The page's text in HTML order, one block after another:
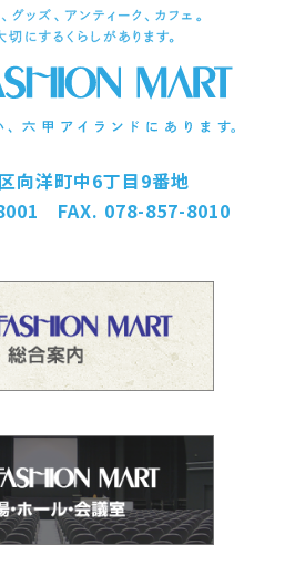
向洋町中6丁目9番地
FAX. 078-857-8010